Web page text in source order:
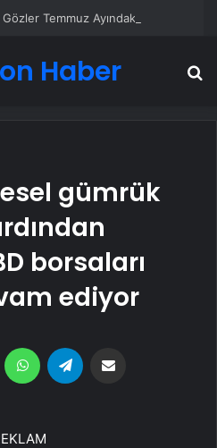
Haber
gümrük
borsaları
ediyor
MessengerWhatsApp